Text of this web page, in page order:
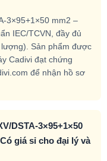
3×95+1×50 mm2 –
IEC/TCVN, đầy đủ
Sản phẩm được
Cadivi đạt chứng
để nhận hồ sơ
DSTA-3×95+1×50
giá sỉ cho đại lý và